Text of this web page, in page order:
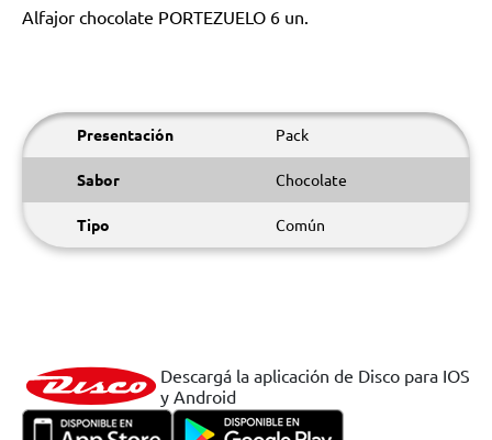
Alfajor chocolate PORTEZUELO 6 un.
Presentación Pack
Sabor Chocolate
Tipo Común
Descargá la aplicación de Disco para IOS
y Android